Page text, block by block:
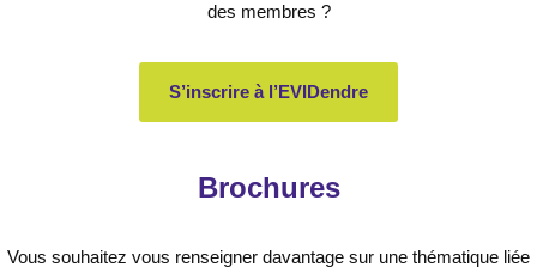
des membres ?
S’inscrire à l’EVIDendre
Brochures
Vous souhaitez vous renseigner davantage sur une thématique liée